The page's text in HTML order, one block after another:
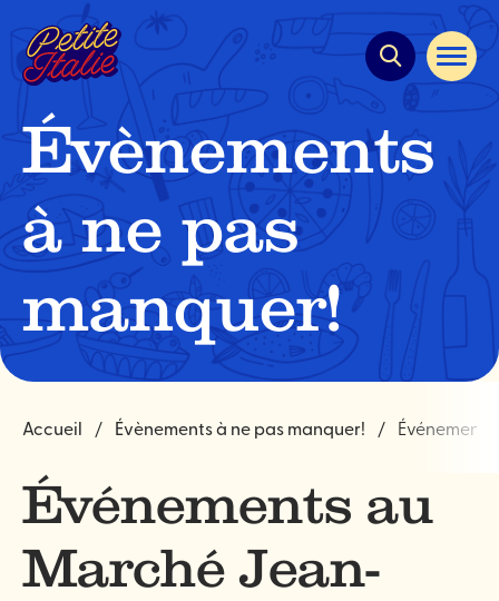
Navigation
rapide
Ouvrir
la
du
Évènements
à ne pas
manquer!
Accueil Évènements à ne pas manquer!
Événements au
Marché Jean-